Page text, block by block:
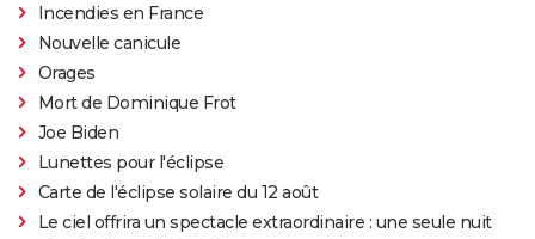
Incendies en France
Nouvelle canicule
Orages
Mort de Dominique Frot
Joe Biden
Lunettes pour l'éclipse
Carte de l'éclipse solaire du 12 août
Le ciel offrira un spectacle extraordinaire : une seule nuit